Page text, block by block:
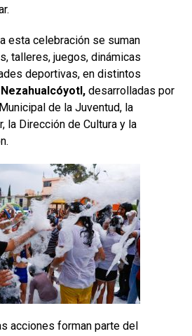
esta celebración se suman
talleres, juegos, dinámicas
deportivas, en distintos
Nezahualcóyotl, desarrolladas por
de la Juventud, la
la Dirección de Cultura y la
acciones forman parte del